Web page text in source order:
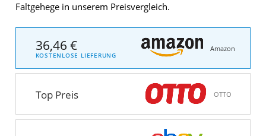
Faltgehege in unserem Preisvergleich.
36,46 €
KOSTENLOSE LIEFERUNG
Amazon
Top Preis OTTO